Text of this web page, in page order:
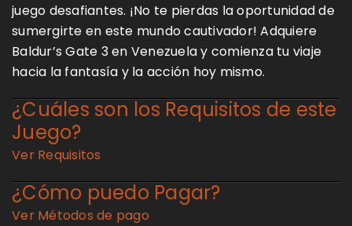
juego desafiantes. ¡No te pierdas la oportunidad de
sumergirte en este mundo cautivador! Adquiere
Baldur’s Gate 3 en Venezuela y comienza tu viaje
hacia la fantasía y la acción hoy mismo.
¿Cuáles son los Requisitos de este
Juego?
Ver Requisitos
¿Cómo puedo Pagar?
Ver Métodos de pago